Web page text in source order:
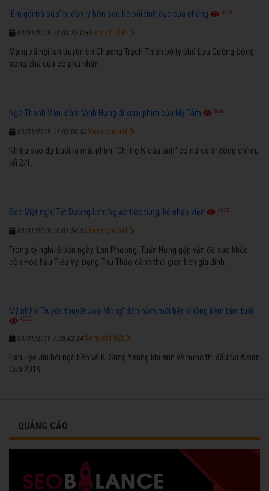
'Em gái trà sữa' bị đồn ly hôn sau bê bối tình dục của chồng 6578
03/01/2019 12:03:33 CH
Mạng xã hội lan truyền tin Chương Trạch Thiên bỏ tỷ phú Lưu Cường Đông
song cha của cô phủ nhận.
Xem chi tiết
Ngô Thanh Vân, Đàm Vĩnh Hưng đi xem phim của Mỹ Tâm 6260
03/01/2019 11:03:00 SA
Nhiều sao dự buổi ra mắt phim "Chị trợ lý của anh" có nữ ca sĩ đóng chính,
tối 2/1.
Xem chi tiết
Sao Việt nghỉ Tết Dương lịch: Người tiệc tùng, kẻ nhập viện 7673
03/01/2019 10:01:54 SA
Trong kỳ nghỉ lễ bốn ngày, Lan Phương, Tuấn Hưng gặp vấn đề sức khỏe
còn Hoa hậu Tiểu Vy, Đặng Thu Thảo dành thời gian bên gia đình.
Xem chi tiết
Mỹ nhân 'Truyền thuyết Joo Mong' đón năm mới bên chồng kém tám tuổi
4500
03/01/2019 7:00:42 SA
Han Hye Jin hội ngộ tiền vệ Ki Sung Yeung khi anh về nước thi đấu tại Asian
Cup 2019.
Xem chi tiết
QUẢNG CÁO